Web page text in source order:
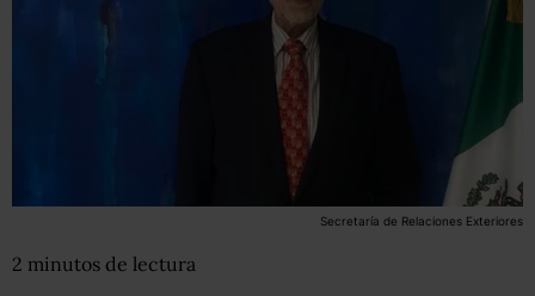
Secretaría de Relaciones Exteriores
2 minutos de lectura